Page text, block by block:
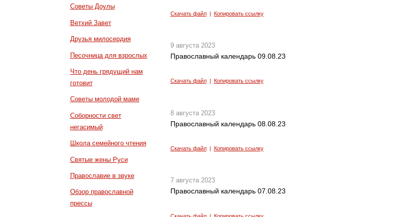
Советы Доулы
Ветхий Завет
Друзья милосердия
Песочница для взрослых
Что день грядущий нам
готовит
Советы молодой маме
Соборности свет
негасимый
Школа семейного чтения
Святые жены Руси
Православие в звуке
Обзор православной
прессы
Скачать файл| Копировать ссылку
9 августа 2023
Православный календарь 09.08.23
Скачать файл| Копировать ссылку
8 августа 2023
Православный календарь 08.08.23
Скачать файл| Копировать ссылку
7 августа 2023
Православный календарь 07.08.23
Скачать файл| Копировать ссылку